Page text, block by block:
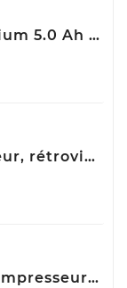
Batterie Red Lithium 5.0 Ah M18™ M18 B5 Milwaukee 4932430483
Verre de rétroviseur, rétroviseur extérieur glace SPILU 10592
Consigne turbocompresseur echange standart